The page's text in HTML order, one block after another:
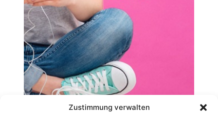
Zustimmung verwalten